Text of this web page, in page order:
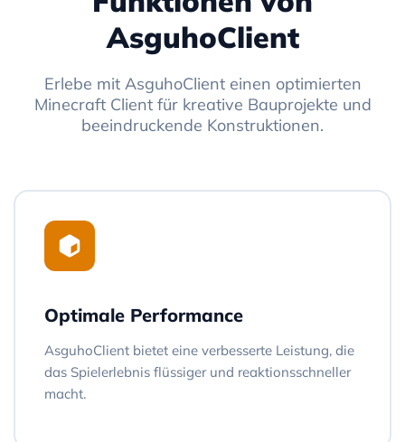
AsguhoClient
Erlebe mit AsguhoClient einen optimierten
Minecraft Client für kreative Bauprojekte und
beeindruckende Konstruktionen.
Optimale Performance
AsguhoClient bietet eine verbesserte Leistung, die
das Spielerlebnis flüssiger und reaktionsschneller
macht.